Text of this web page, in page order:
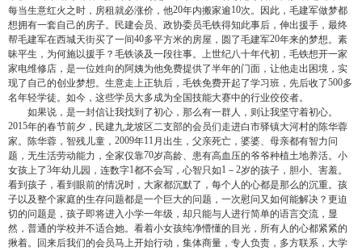
每当生意红火之时，房租就必涨价，他20年内搬家逾10次。因此，毛建军做梦都
想拥有一套自己的房子。民建会员、政协委员毛铁得知此事后，伸出援手，最终
帮毛建军在西城天街买了一间40多平方米的房屋，圆了毛建军20年来的梦想。素
昧平生，为何施以援手？毛铁谈及一段往事。上世纪八十年代初，毛铁想开一家
家电维修店，是一位姓向的阿姨为他免费提供了半年的门面，让他走出困境，实
现了自己的创业梦想。生意走上正轨后，毛铁免费开起了学习班，先后收了500多
名年轻学徒。如今，这些学员大多成为全国技能大赛中的行业佼佼者。
如果说，是一封信让我找到了初心，那么有一群人，则让我坚守着初心。
2015年的春节前夕，民建九龙坡区二支部的会员们走进白市驿镇大河村的陈华蓉
家。陈华蓉，智残儿童， 2009年11 月出生，父亲死亡，婆婆、母亲都有智力问
题，无生活劳动能力，全家仅靠70岁高龄、患有高血压的爷爷种植土地养活。小
女孩上了3年幼儿园，连数字1都不会写，心智只如1 － 2岁的孩子，胆小、害羞。
看到孩子，看到眼前的情况时，大家都沉默了，每个人的心都是那么的沉重。孩
子以及整个家庭的生存问题都是一个巨大的问题，一次慰问又如何能解决？更迫
切的问题是，孩子即将进入小学一年级，却只能与人进行简单的语言交流，显
然，普通的学校并不适合她。看着小女孩纯净懵懂的目光，所有人的心都紧紧的
揪着。回来后我们的会员马上开始行动，集体商量，专人负责，多方联系，大学